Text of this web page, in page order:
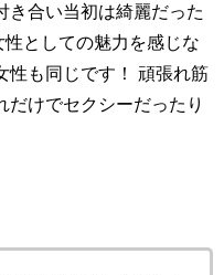
き合い当初は綺麗だった
としての魅力を感じな
性も同じです！ 頑張れ筋
だけでセクシーだったり